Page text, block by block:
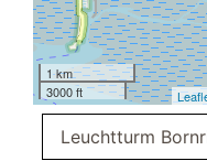
Spiele
Wischbarer
Radfahren
Internet/WLAN
1 km
3000 ft
Leuchtturm